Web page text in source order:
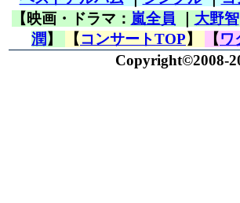
【映画・ドラマ： 嵐全員 大野智
潤 】 【コンサートTOP】 【ワ
Copyright©2008-